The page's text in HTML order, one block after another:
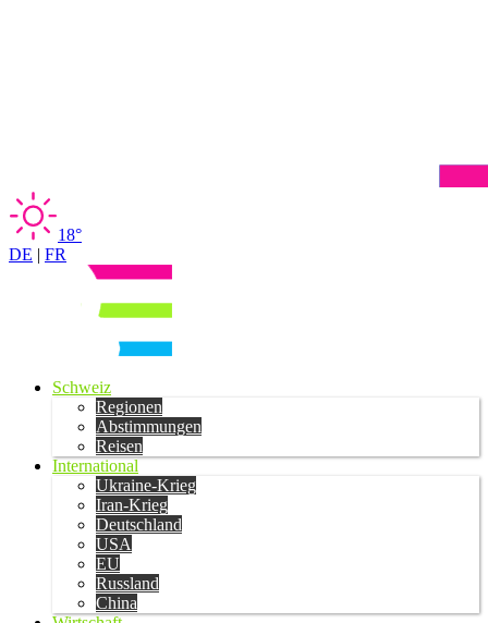
18°
DE | FR
Schweiz
Regionen
Abstimmungen
Reisen
International
Ukraine-Krieg
Iran-Krieg
Deutschland
USA
EU
Russland
China